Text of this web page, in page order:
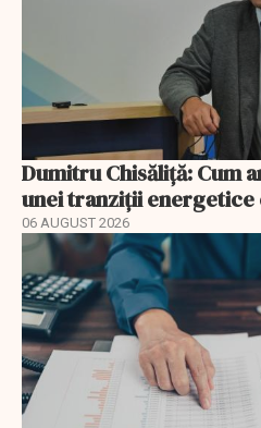
Dumitru Chisăliță: Cum
unei tranziții energetice
06 AUGUST 2026